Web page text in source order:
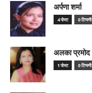
अर्पणा शर्मा
4 पोस्ट 0 टिप्पणी
अलका प्रमोद
1 पोस्ट 0 टिप्पणी